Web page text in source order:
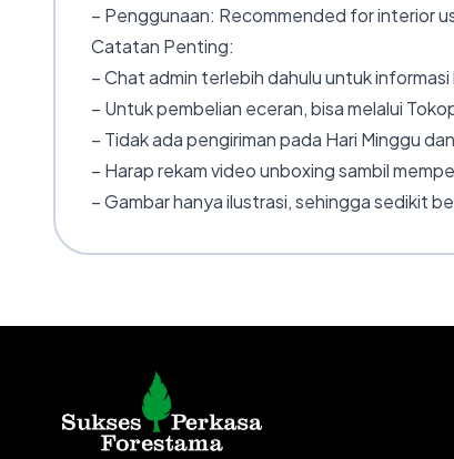
– Penggunaan: Recommended for interior
Catatan Penting:
– Chat admin terlebih dahulu untuk
– Untuk pembelian eceran, bisa melalui
– Tidak ada pengiriman pada Hari Minggu
– Harap rekam video unboxing sambil
– Gambar hanya ilustrasi, sehingga sedikit